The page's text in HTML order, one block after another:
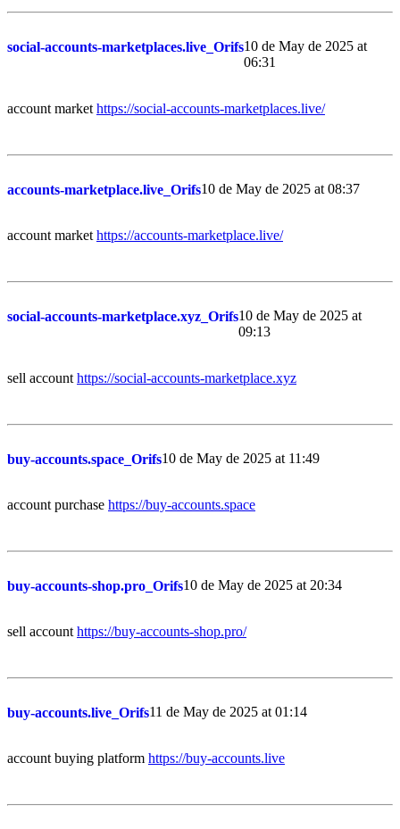
social-accounts-marketplaces.live_Orifs10 de May de 2025 at
06:31
account market https://social-accounts-marketplaces.live/
accounts-marketplace.live_Orifs10 de May de 2025 at 08:37
account market https://accounts-marketplace.live/
social-accounts-marketplace.xyz_Orifs10 de May de 2025 at
09:13
sell account https://social-accounts-marketplace.xyz
buy-accounts.space_Orifs10 de May de 2025 at 11:49
account purchase https://buy-accounts.space
buy-accounts-shop.pro_Orifs10 de May de 2025 at 20:34
sell account https://buy-accounts-shop.pro/
buy-accounts.live_Orifs11 de May de 2025 at 01:14
account buying platform https://buy-accounts.live